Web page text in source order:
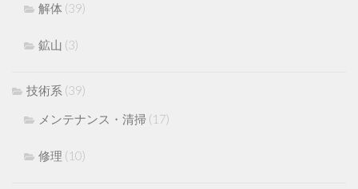
解体 (39)
鉱山 (3)
技術系 (39)
メンテナンス・清掃 (17)
修理 (10)